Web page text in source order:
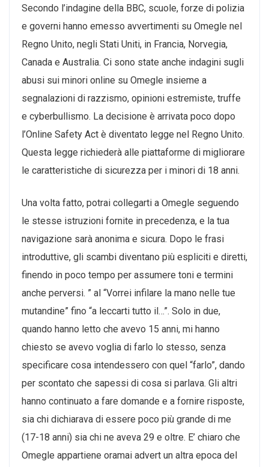
Secondo l’indagine della BBC, scuole, forze di polizia
e governi hanno emesso avvertimenti su Omegle nel
Regno Unito, negli Stati Uniti, in Francia, Norvegia,
Canada e Australia. Ci sono state anche indagini sugli
abusi sui minori online su Omegle insieme a
segnalazioni di razzismo, opinioni estremiste, truffe
e cyberbullismo. La decisione è arrivata poco dopo
l’Online Safety Act è diventato legge nel Regno Unito.
Questa legge richiederà alle piattaforme di migliorare
le caratteristiche di sicurezza per i minori di 18 anni.
Una volta fatto, potrai collegarti a Omegle seguendo
le stesse istruzioni fornite in precedenza, e la tua
navigazione sarà anonima e sicura. Dopo le frasi
introduttive, gli scambi diventano più espliciti e diretti,
finendo in poco tempo per assumere toni e termini
anche perversi. ” al “Vorrei infilare la mano nelle tue
mutandine” fino “a leccarti tutto il…”. Solo in due,
quando hanno letto che avevo 15 anni, mi hanno
chiesto se avevo voglia di farlo lo stesso, senza
specificare cosa intendessero con quel “farlo”, dando
per scontato che sapessi di cosa si parlava. Gli altri
hanno continuato a fare domande e a fornire risposte,
sia chi dichiarava di essere poco più grande di me
(17-18 anni) sia chi ne aveva 29 e oltre. E’ chiaro che
Omegle appartiene oramai advert un altra epoca del